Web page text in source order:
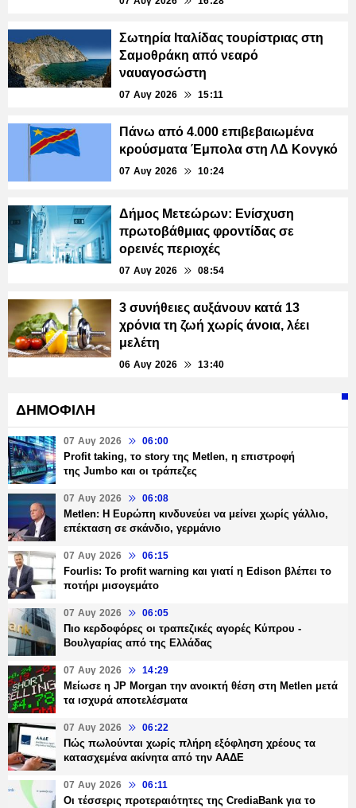
Σωτηρία Ιταλίδας τουρίστριας στη
Σαμοθράκη από νεαρό
ναυαγοσώστη
07 Αυγ 2026 15:11
Πάνω από 4.000 επιβεβαιωμένα
κρούσματα Έμπολα στη ΛΔ Κονγκό
07 Αυγ 2026 10:24
Δήμος Μετεώρων: Ενίσχυση
πρωτοβάθμιας φροντίδας σε
ορεινές περιοχές
07 Αυγ 2026 08:54
3 συνήθειες αυξάνουν κατά 13
χρόνια τη ζωή χωρίς άνοια, λέει
μελέτη
06 Αυγ 2026 13:40
ΔΗΜΟΦΙΛΗ
07 Αυγ 2026 06:00
Profit taking, το story της Metlen, η επιστροφή
της Jumbo και οι τράπεζες
07 Αυγ 2026 06:08
Metlen: Η Ευρώπη κινδυνεύει να μείνει χωρίς γάλλιο,
επέκταση σε σκάνδιο, γερμάνιο
07 Αυγ 2026 06:15
Fourlis: Το profit warning και γιατί η Edison βλέπει το
ποτήρι μισογεμάτο
07 Αυγ 2026 06:05
Πιο κερδοφόρες οι τραπεζικές αγορές Κύπρου -
Βουλγαρίας από της Ελλάδας
07 Αυγ 2026 14:29
Μείωσε η JP Morgan την ανοικτή θέση στη Metlen μετά
τα ισχυρά αποτελέσματα
07 Αυγ 2026 06:22
Πώς πωλούνται χωρίς πλήρη εξόφληση χρέους τα
κατασχεμένα ακίνητα από την ΑΑΔΕ
07 Αυγ 2026 06:11
Οι τέσσερις προτεραιότητες της CrediaBank για το